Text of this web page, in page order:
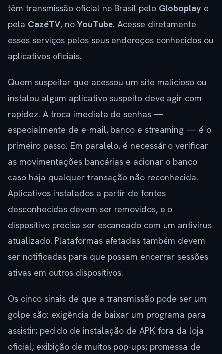
têm transmissão oficial no Brasil pelo Globoplay e
pela CazéTV, noYouTube. Acesse diretamente
esses serviços pelos seus endereços conhecidos ou
aplicativos oficiais.
Quem suspeitar que acessou um site malicioso ou
instalou algum aplicativo suspeito deve agir com
rapidez. A troca imediata de senhas —
especialmente de e-mail, banco e streaming — é o
primeiro passo. Em paralelo, é necessário verificar
as movimentações bancárias e acionar o banco
caso haja qualquer transação não reconhecida.
Aplicativos instalados a partir de fontes
desconhecidas devem ser removidos, e o
dispositivo precisa ser escaneado com um antivírus
atualizado. Plataformas afetadas também devem
ser notificadas para que possam encerrar sessões
ativas em outros dispositivos.
Os cinco sinais de que a transmissão pode ser um
golpe são: exigência de baixar um programa para
assistir; pedido de instalação de APK fora da loja
oficial; exibição de muitos pop-ups; promessa de